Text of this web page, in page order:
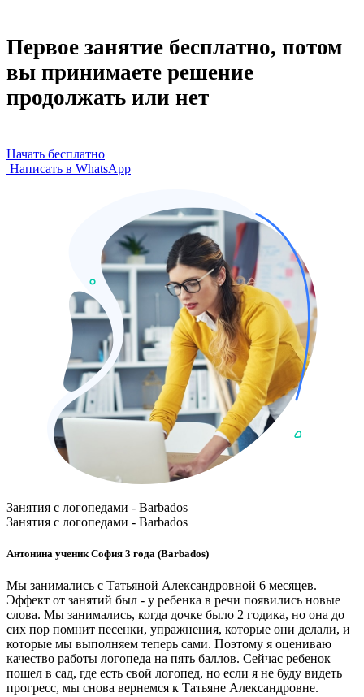
Первое занятие бесплатно, потом
вы принимаете решение
продолжать или нет
Начать бесплатно
Написать в WhatsApp
Занятия с логопедами - Barbados
Занятия с логопедами - Barbados
Антонина ученик София 3 года (Barbados)
Мы занимались с Татьяной Александровной 6 месяцев.
Эффект от занятий был - у ребенка в речи появились новые
слова. Мы занимались, когда дочке было 2 годика, но она до
сих пор помнит песенки, упражнения, которые они делали, и
которые мы выполняем теперь сами. Поэтому я оцениваю
качество работы логопеда на пять баллов. Сейчас ребенок
пошел в сад, где есть свой логопед, но если я не буду видеть
прогресс, мы снова вернемся к Татьяне Александровне.